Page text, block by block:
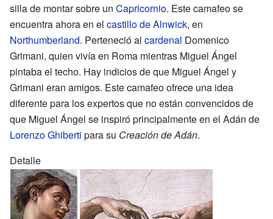
silla de montar sobre un Capricornio. Este camafeo se
encuentra ahora en el castillo de Alnwick, en
Northumberland. Perteneció al cardenal Domenico
Grimani, quien vivía en Roma mientras Miguel Ángel
pintaba el techo. Hay indicios de que Miguel Ángel y
Grimani eran amigos. Este camafeo ofrece una idea
diferente para los expertos que no están convencidos de
que Miguel Ángel se inspiró principalmente en el Adán de
Lorenzo Ghiberti para su Creación de Adán.
Detalle